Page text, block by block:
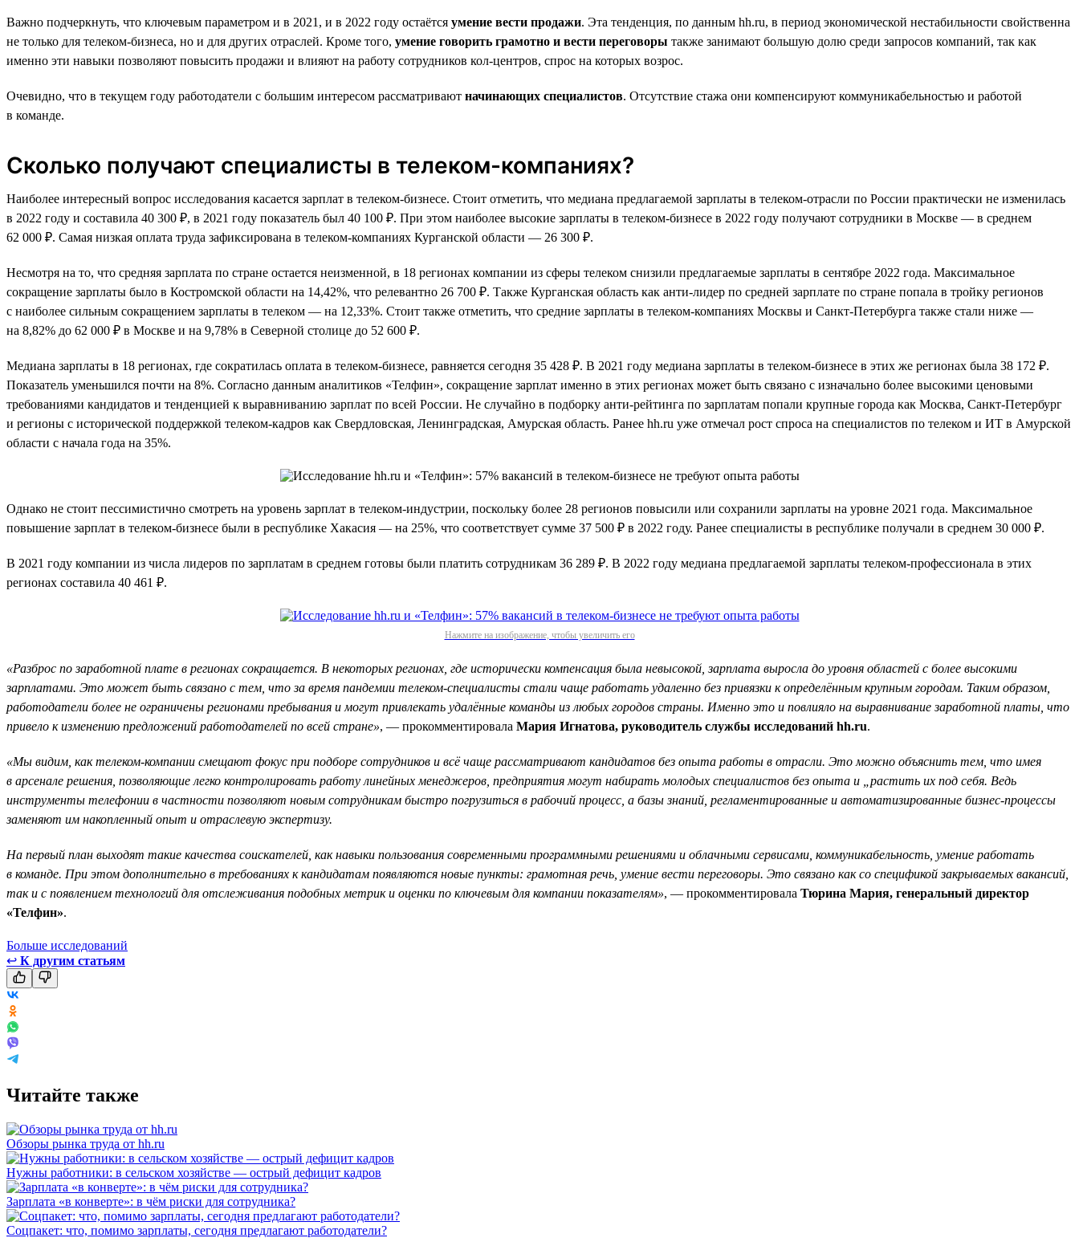
Важно подчеркнуть, что ключевым параметром и в 2021, и в 2022 году остаётся умение вести продажи. Эта тенденция, по данным hh.ru, в период экономической нестабильности свойственна
не только для телеком-бизнеса, но и для других отраслей. Кроме того, умение говорить грамотно и вести переговоры также занимают большую долю среди запросов компаний, так как
именно эти навыки позволяют повысить продажи и влияют на работу сотрудников кол-центров, спрос на которых возрос.
Очевидно, что в текущем году работодатели с большим интересом рассматривают начинающих специалистов. Отсутствие стажа они компенсируют коммуникабельностью и работой
в команде.
Сколько получают специалисты в телеком-компаниях?
Наиболее интересный вопрос исследования касается зарплат в телеком-бизнесе. Стоит отметить, что медиана предлагаемой зарплаты в телеком-отрасли по России практически не изменилась
в 2022 году и составила 40 300 ₽, в 2021 году показатель был 40 100 ₽. При этом наиболее высокие зарплаты в телеком-бизнесе в 2022 году получают сотрудники в Москве — в среднем
62 000 ₽. Самая низкая оплата труда зафиксирована в телеком-компаниях Курганской области — 26 300 ₽.
Несмотря на то, что средняя зарплата по стране остается неизменной, в 18 регионах компании из сферы телеком снизили предлагаемые зарплаты в сентябре 2022 года. Максимальное
сокращение зарплаты было в Костромской области на 14,42%, что релевантно 26 700 ₽. Также Курганская область как анти-лидер по средней зарплате по стране попала в тройку регионов
с наиболее сильным сокращением зарплаты в телеком — на 12,33%. Стоит также отметить, что средние зарплаты в телеком-компаниях Москвы и Санкт-Петербурга также стали ниже —
на 8,82% до 62 000 ₽ в Москве и на 9,78% в Северной столице до 52 600 ₽.
Медиана зарплаты в 18 регионах, где сократилась оплата в телеком-бизнесе, равняется сегодня 35 428 ₽. В 2021 году медиана зарплаты в телеком-бизнесе в этих же регионах была 38 172 ₽.
Показатель уменьшился почти на 8%. Согласно данным аналитиков «Телфин», сокращение зарплат именно в этих регионах может быть связано с изначально более высокими ценовыми
требованиями кандидатов и тенденцией к выравниванию зарплат по всей России. Не случайно в подборку анти-рейтинга по зарплатам попали крупные города как Москва, Санкт-Петербург
и регионы с исторической поддержкой телеком-кадров как Свердловская, Ленинградская, Амурская область. Ранее hh.ru уже отмечал рост спроса на специалистов по телеком и ИТ в Амурской
области с начала года на 35%.
Однако не стоит пессимистично смотреть на уровень зарплат в телеком-индустрии, поскольку более 28 регионов повысили или сохранили зарплаты на уровне 2021 года. Максимальное
повышение зарплат в телеком-бизнесе были в республике Хакасия — на 25%, что соответствует сумме 37 500 ₽ в 2022 году. Ранее специалисты в республике получали в среднем 30 000 ₽.
В 2021 году компании из числа лидеров по зарплатам в среднем готовы были платить сотрудникам 36 289 ₽. В 2022 году медиана предлагаемой зарплаты телеком-профессионала в этих
регионах составила 40 461 ₽.
Нажмите на изображение, чтобы увеличить его
«Разброс по заработной плате в регионах сокращается. В некоторых регионах, где исторически компенсация была невысокой, зарплата выросла до уровня областей с более высокими
зарплатами. Это может быть связано с тем, что за время пандемии телеком-специалисты стали чаще работать удаленно без привязки к определённым крупным городам. Таким образом,
работодатели более не ограничены регионами пребывания и могут привлекать удалённые команды из любых городов страны. Именно это и повлияло на выравнивание заработной платы, что
привело к изменению предложений работодателей по всей стране», — прокомментировала Мария Игнатова, руководитель службы исследований hh.ru.
«Мы видим, как телеком-компании смещают фокус при подборе сотрудников и всё чаще рассматривают кандидатов без опыта работы в отрасли. Это можно объяснить тем, что имея
в арсенале решения, позволяющие легко контролировать работу линейных менеджеров, предприятия могут набирать молодых специалистов без опыта и „растить их под себя. Ведь
инструменты телефонии в частности позволяют новым сотрудникам быстро погрузиться в рабочий процесс, а базы знаний, регламентированные и автоматизированные бизнес-процессы
заменяют им накопленный опыт и отраслевую экспертизу.
На первый план выходят такие качества соискателей, как навыки пользования современными программными решениями и облачными сервисами, коммуникабельность, умение работать
в команде. При этом дополнительно в требованиях к кандидатам появляются новые пункты: грамотная речь, умение вести переговоры. Это связано как со спецификой закрываемых вакансий,
так и с появлением технологий для отслеживания подобных метрик и оценки по ключевым для компании показателям», — прокомментировала Тюрина Мария, генеральный директор
«Телфин».
Больше исследований
↩ К другим статьям
Читайте также
Обзоры рынка труда от hh.ru
Нужны работники: в сельском хозяйстве — острый дефицит кадров
Зарплата «в конверте»: в чём риски для сотрудника?
Соцпакет: что, помимо зарплаты, сегодня предлагают работодатели?